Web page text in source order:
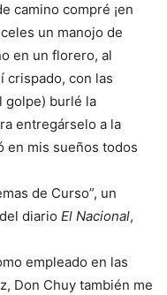
camino compré ¡en
un manojo de
en un florero, al
crispado, con las
golpe) burlé la
entregárselo a la
en mis sueños todos
de Curso”, un
diario El Nacional,
empleado en las
Don Chuy también me